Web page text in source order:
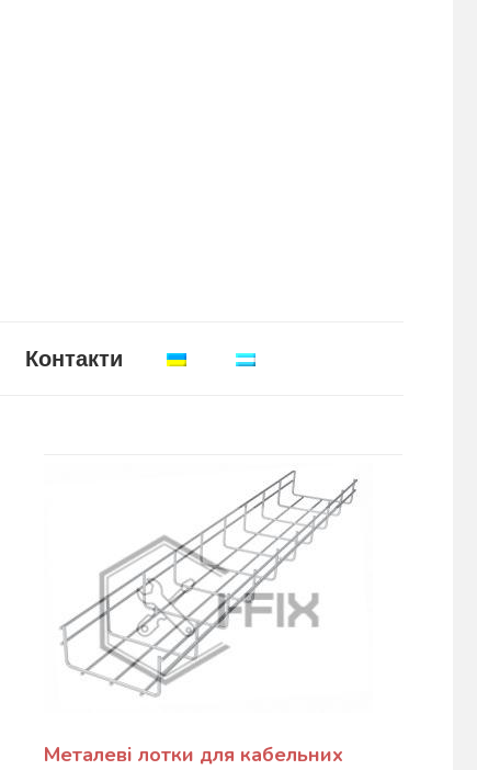
Контакти
Металеві лотки для кабельних